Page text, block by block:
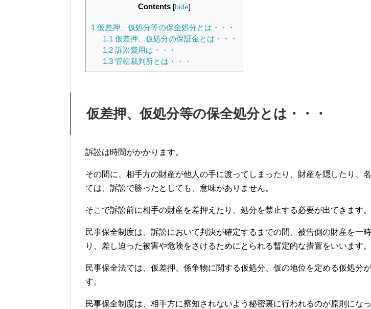
Contents [hide]
1 仮差押、仮処分等の保全処分とは・・・
1.1 仮差押、仮処分の保証金とは・・・
1.2訴訟費用は・・・
1.3管轄裁判所とは・・・
仮差押、仮処分等の保全処分とは・・・
訴訟は時間がかかります。
その間に、相手方の財産が他人の手に渡ってしまったり、財産を隠したり、
ては、訴訟で勝ったとしても、意味がありません。
そこで訴訟前に相手の財産を差押えたり、処分を禁止する必要が出てきます。
民事保全制度は、訴訟において判決が確定するまでの間、被告側の財産を一
り、差し迫った被害や危険をさけるためにとられる暫定的な措置をいいます。
民事保全法では、仮差押、係争物に関する仮処分、仮の地位を定める仮処分
す。
民事保全制度は、相手方に察知されないよう秘密裏に行われるのが原則になっ